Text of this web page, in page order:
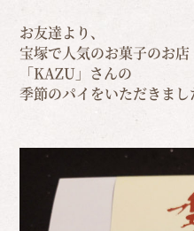
お友達より、
宝塚で人気のお菓子のお店
「KAZU」さんの
季節のパイをいただきまし